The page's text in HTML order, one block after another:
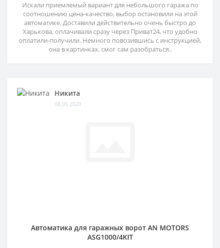
Искали приемлемый вариант для небольшого гаража по
соотношению цена-качество, выбор остановили на этой
автоматике. Доставили действительно очень быстро до
Харькова, оплачивали сразу через Приват24, что удобно
оплатили-получили. Немного повозившись с инструкцией,
она в картинках, смог сам разобраться..
Никита
08.05.2020
Автоматика для гаражных ворот AN MOTORS
ASG1000/4KIT